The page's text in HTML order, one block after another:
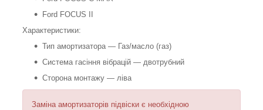
Ford FOCUS II
Характеристики:
Тип амортизатора — Газ/масло (газ)
Система гасіння вібрацій — двотрубний
Сторона монтажу — ліва
Заміна амортизаторів підвіски є необхідною